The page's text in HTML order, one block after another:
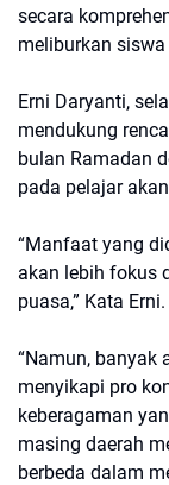
secara
meliburkan
Erni Daryanti,
mendukung
bulan Ramadan
pada pelajar
“Manfaat yang
akan lebih fokus
puasa,” Kata Erni.
“Namun, banyak
menyikapi pro
keberagaman
masing daerah
berbeda dalam